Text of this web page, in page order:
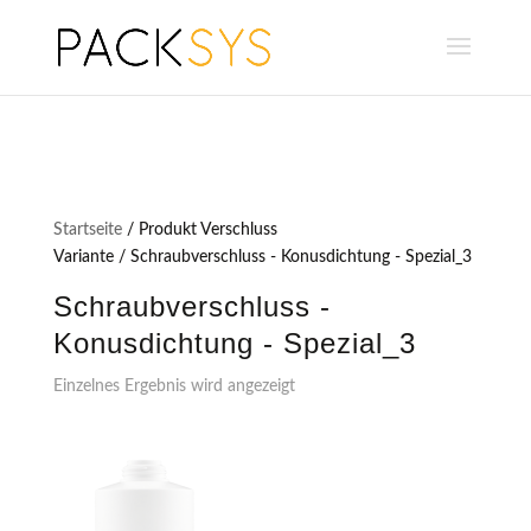
Startseite/ Produkt Verschluss
Variante / Schraubverschluss - Konusdichtung - Spezial_3
Schraubverschluss -
Konusdichtung - Spezial_3
Einzelnes Ergebnis wird angezeigt